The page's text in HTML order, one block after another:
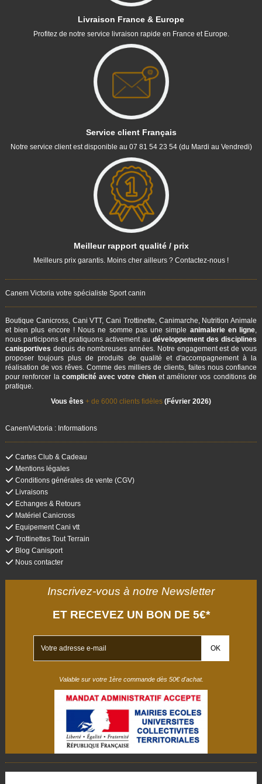
Livraison France & Europe
Profitez de notre service livraison rapide en France et Europe.
Service client Français
Notre service client est disponible au 07 81 54 23 54 (du Mardi au Vendredi)
Meilleur rapport qualité / prix
Meilleurs prix garantis. Moins cher ailleurs ? Contactez-nous !
Canem Victoria votre spécialiste Sport canin
Boutique Canicross, Cani VTT, Cani Trottinette, Canimarche, Nutrition Animale
et bien plus encore ! Nous ne somme pas une simple animalerie en ligne,
nous participons et pratiquons activement au développement des disciplines
canisportives depuis de nombreuses années. Notre engagement est de vous
proposer toujours plus de produits de qualité et d'accompagnement à la
réalisation de vos rêves. Comme des milliers de clients, faites nous confiance
pour renforcer la complicité avec votre chienet améliorer vos conditions de
pratique.
Vous êtes + de 6000 clients fidèles (Février 2026)
CanemVictoria : Informations
Cartes Club & Cadeau
Mentions légales
Conditions générales de vente (CGV)
Livraisons
Echanges & Retours
Matériel Canicross
Equipement Cani vtt
Trottinettes Tout Terrain
Blog Canisport
Nous contacter
Inscrivez-vous à notre Newsletter
ET RECEVEZ UN BON DE 5€*
Valable sur votre 1ère commande dès 50€ d'achat.